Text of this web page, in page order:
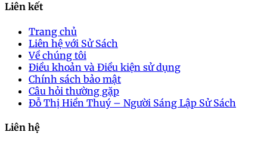
Liên kết
Trang chủ
Liên hệ với Sử Sách
Về chúng tôi
Điều khoản và Điều kiện sử dụng
Chính sách bảo mật
Câu hỏi thường gặp
Đỗ Thị Hiền Thuý – Người Sáng Lập Sử Sách
Liên hệ